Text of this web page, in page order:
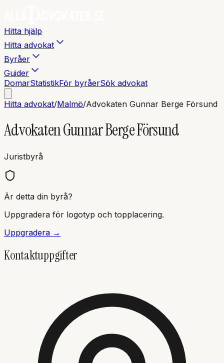
Hitta hjälp
Hitta advokat
Byråer
Guider
DomarStatistikFör byråerSök advokat
Hitta advokat/Malmö/Advokaten Gunnar Berge Försund
Advokaten Gunnar Berge Försund
Juristbyrå
Är detta din byrå?
Uppgradera för logotyp och topplacering.
Uppgradera →
Kontaktuppgifter